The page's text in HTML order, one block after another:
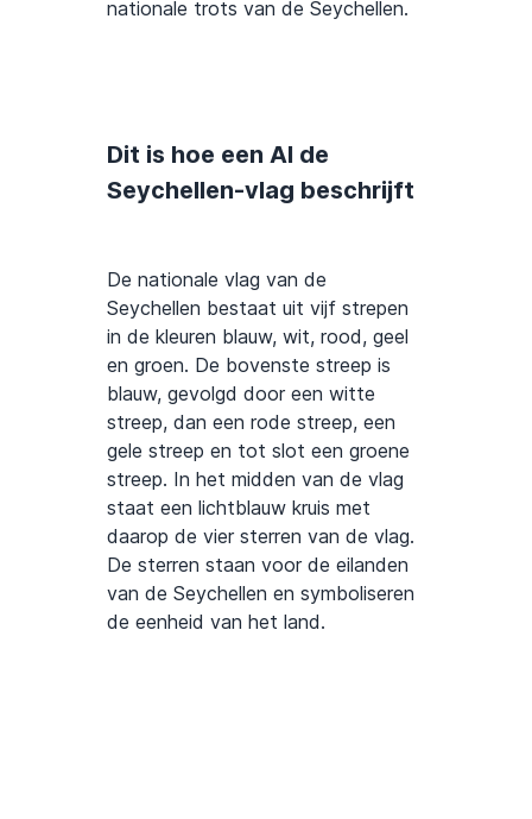
nationale trots van de Seychellen.
Dit is hoe een AI de
Seychellen-vlag beschrijft
De nationale vlag van de
Seychellen bestaat uit vijf strepen
in de kleuren blauw, wit, rood, geel
en groen. De bovenste streep is
blauw, gevolgd door een witte
streep, dan een rode streep, een
gele streep en tot slot een groene
streep. In het midden van de vlag
staat een lichtblauw kruis met
daarop de vier sterren van de vlag.
De sterren staan voor de eilanden
van de Seychellen en symboliseren
de eenheid van het land.